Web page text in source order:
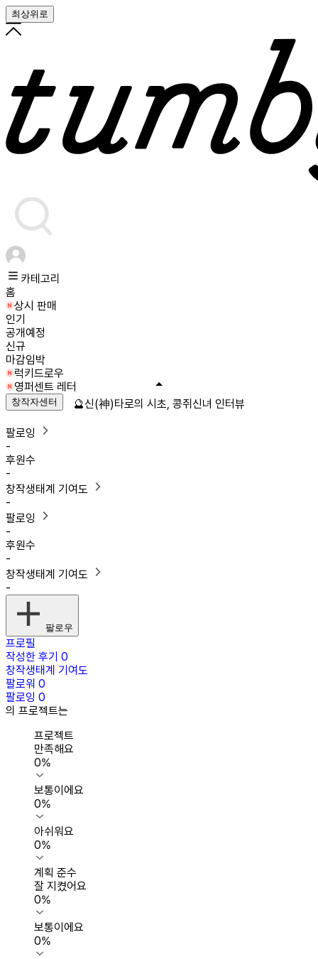
최상위로
카테고리
홈
상시 판매
인기
공개예정
신규
마감임박
럭키드로우
영퍼센트 레터
창작자센터
팔로잉
-
후원수
-
창작생태계 기여도
-
팔로잉
-
후원수
-
창작생태계 기여도
-
팔로우
프로필
작성한 후기 0
창작생태계 기여도
팔로워 0
팔로잉 0
의 프로젝트는
프로젝트
만족해요
0%
보통이에요
0%
아쉬워요
0%
계획 준수
잘 지켰어요
0%
보통이에요
0%
🔮신(神)타로의 시초, 콩쥐신녀 인터뷰